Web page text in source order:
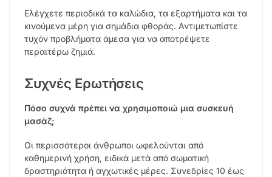
Ελέγχετε περιοδικά τα καλώδια, τα εξαρτήματα και τα
κινούμενα μέρη για σημάδια φθοράς. Αντιμετωπίστε
τυχόν προβλήματα άμεσα για να αποτρέψετε
περαιτέρω ζημιά.
Συχνές Ερωτήσεις
Πόσο συχνά πρέπει να χρησιμοποιώ μια συσκευή
μασάζ;
Οι περισσότεροι άνθρωποι ωφελούνται από
καθημερινή χρήση, ειδικά μετά από σωματική
δραστηριότητα ή αγχωτικές μέρες. Συνεδρίες 10 έως